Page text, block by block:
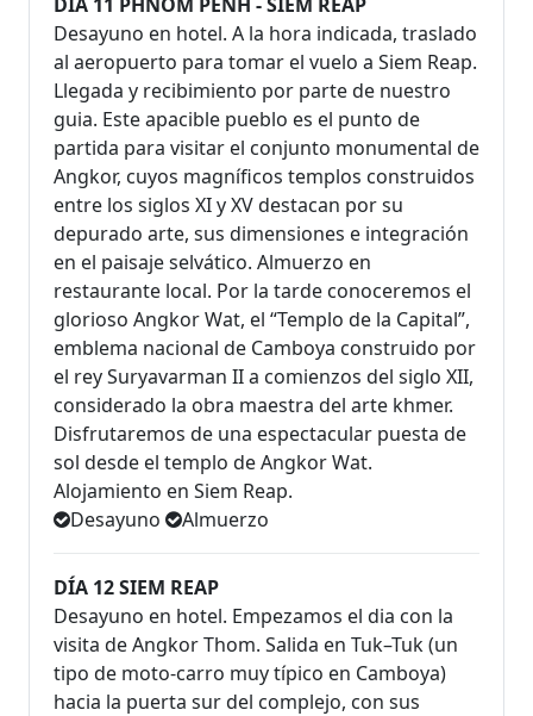
Desayuno en hotel. A la hora indicada, traslado
al aeropuerto para tomar el vuelo a Siem Reap.
Llegada y recibimiento por parte de nuestro
guia. Este apacible pueblo es el punto de
partida para visitar el conjunto monumental de
Angkor, cuyos magníficos templos construidos
entre los siglos XI y XV destacan por su
depurado arte, sus dimensiones e integración
en el paisaje selvático. Almuerzo en
restaurante local. Por la tarde conoceremos el
glorioso Angkor Wat, el “Templo de la Capital”,
emblema nacional de Camboya construido por
el rey Suryavarman II a comienzos del siglo XII,
considerado la obra maestra del arte khmer.
Disfrutaremos de una espectacular puesta de
sol desde el templo de Angkor Wat.
Alojamiento en Siem Reap.
Desayuno
Almuerzo
DÍA 12 SIEM REAP
Desayuno en hotel. Empezamos el dia con la
visita de Angkor Thom. Salida en Tuk–Tuk (un
tipo de moto-carro muy típico en Camboya)
hacia la puerta sur del complejo, con sus